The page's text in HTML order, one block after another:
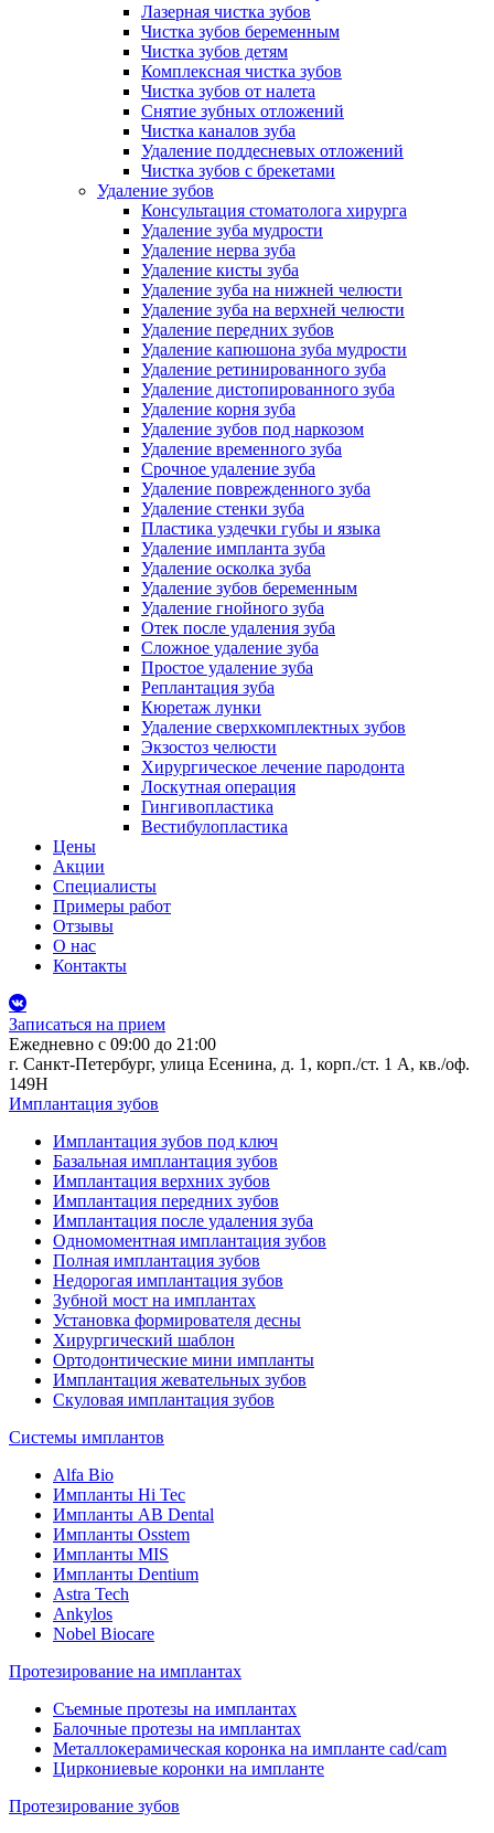
Лазерная чистка зубов
Чистка зубов беременным
Чистка зубов детям
Комплексная чистка зубов
Чистка зубов от налета
Снятие зубных отложений
Чистка каналов зуба
Удаление поддесневых отложений
Чистка зубов с брекетами
Удаление зубов
Консультация стоматолога хирурга
Удаление зуба мудрости
Удаление нерва зуба
Удаление кисты зуба
Удаление зуба на нижней челюсти
Удаление зуба на верхней челюсти
Удаление передних зубов
Удаление капюшона зуба мудрости
Удаление ретинированного зуба
Удаление дистопированного зуба
Удаление корня зуба
Удаление зубов под наркозом
Удаление временного зуба
Срочное удаление зуба
Удаление поврежденного зуба
Удаление стенки зуба
Пластика уздечки губы и языка
Удаление импланта зуба
Удаление осколка зуба
Удаление зубов беременным
Удаление гнойного зуба
Отек после удаления зуба
Сложное удаление зуба
Простое удаление зуба
Реплантация зуба
Кюретаж лунки
Удаление сверхкомплектных зубов
Экзостоз челюсти
Хирургическое лечение пародонта
Лоскутная операция
Гингивопластика
Вестибулопластика
Цены
Акции
Специалисты
Примеры работ
Отзывы
О нас
Контакты
Записаться на прием
Ежедневно с 09:00 до 21:00
г. Санкт-Петербург, улица Есенина, д. 1, корп./ст. 1 А, кв./оф.
149Н
Имплантация зубов
Имплантация зубов под ключ
Базальная имплантация зубов
Имплантация верхних зубов
Имплантация передних зубов
Имплантация после удаления зуба
Одномоментная имплантация зубов
Полная имплантация зубов
Недорогая имплантация зубов
Зубной мост на имплантах
Установка формирователя десны
Хирургический шаблон
Ортодонтические мини импланты
Имплантация жевательных зубов
Скуловая имплантация зубов
Системы имплантов
Alfa Bio
Импланты Hi Tec
Импланты AB Dental
Импланты Osstem
Импланты MIS
Импланты Dentium
Astra Tech
Ankylos
Nobel Biocare
Протезирование на имплантах
Съемные протезы на имплантах
Балочные протезы на имплантах
Металлокерамическая коронка на импланте cad/cam
Циркониевые коронки на импланте
Протезирование зубов